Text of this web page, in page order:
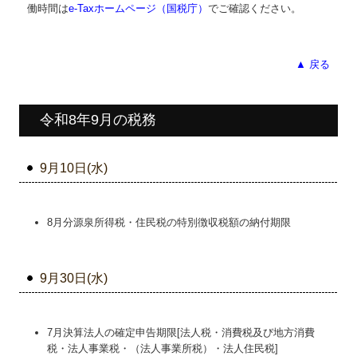
働時間はe-Taxホームページ（国税庁）でご確認ください。
▲ 戻る
令和8年9月の税務
9月10日(水)
8月分源泉所得税・住民税の特別徴収税額の納付期限
9月30日(水)
7月決算法人の確定申告期限[法人税・消費税及び地方消費
税・法人事業税・（法人事業所税）・法人住民税]